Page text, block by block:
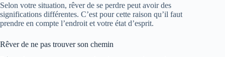
Selon votre situation, rêver de se perdre peut avoir des
significations différentes. C’est pour cette raison qu’il faut
prendre en compte l’endroit et votre état d’esprit.
Rêver de ne pas trouver son chemin